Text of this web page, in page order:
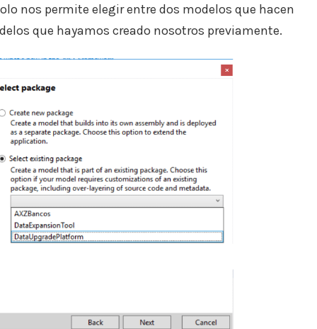
nos permite elegir entre dos modelos que hacen
que hayamos creado nosotros previamente.